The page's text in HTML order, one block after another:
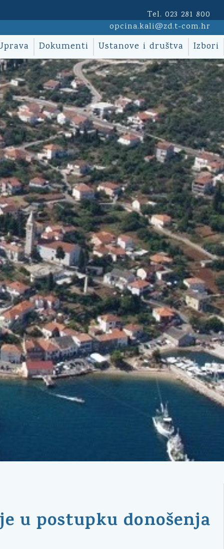
Tel. 023 281 800
opcina.kali@zd.t-com.hr
Dokumenti Ustanove i društva Izbori
u postupku donošenja